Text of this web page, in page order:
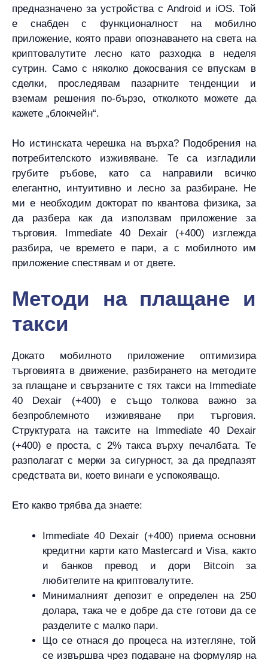
предназначено за устройства с Android и iOS. Той
е снабден с функционалност на мобилно
приложение, която прави опознаването на света на
криптовалутите лесно като разходка в неделя
сутрин. Само с няколко докосвания се впускам в
сделки, проследявам пазарните тенденции и
вземам решения по-бързо, отколкото можете да
кажете „блокчейн“.
Но истинската черешка на върха? Подобрения на
потребителското изживяване. Те са изгладили
грубите ръбове, като са направили всичко
елегантно, интуитивно и лесно за разбиране. Не
ми е необходим докторат по квантова физика, за
да разбера как да използвам приложение за
търговия. Immediate 40 Dexair (+400) изглежда
разбира, че времето е пари, а с мобилното им
приложение спестявам и от двете.
Методи на плащане и
такси
Докато мобилното приложение оптимизира
търговията в движение, разбирането на методите
за плащане и свързаните с тях такси на Immediate
40 Dexair (+400) е също толкова важно за
безпроблемното изживяване при търговия.
Структурата на таксите на Immediate 40 Dexair
(+400) е проста, с 2% такса върху печалбата. Те
разполагат с мерки за сигурност, за да предпазят
средствата ви, което винаги е успокояващо.
Ето какво трябва да знаете:
Immediate 40 Dexair (+400) приема основни
кредитни карти като Mastercard и Visa, както
и банков превод и дори Bitcoin за
любителите на криптовалутите.
Минималният депозит е определен на 250
долара, така че е добре да сте готови да се
разделите с малко пари.
Що се отнася до процеса на изтегляне, той
се извършва чрез подаване на формуляр на